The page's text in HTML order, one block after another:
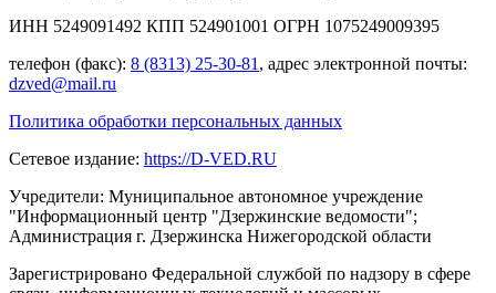
ИНН 5249091492 КПП 524901001 ОГРН 1075249009395
телефон (факс): 8 (8313) 25-30-81 , адрес электронной почты:
dzved@mail.ru
Политика обработки персональных данных
Сетевое издание: https://D-VED.RU
Учредители: Муниципальное автономное учреждение
"Информационный центр "Дзержинские ведомости";
Администрация г. Дзержинска Нижегородской области
Зарегистрировано Федеральной службой по надзору в сфере